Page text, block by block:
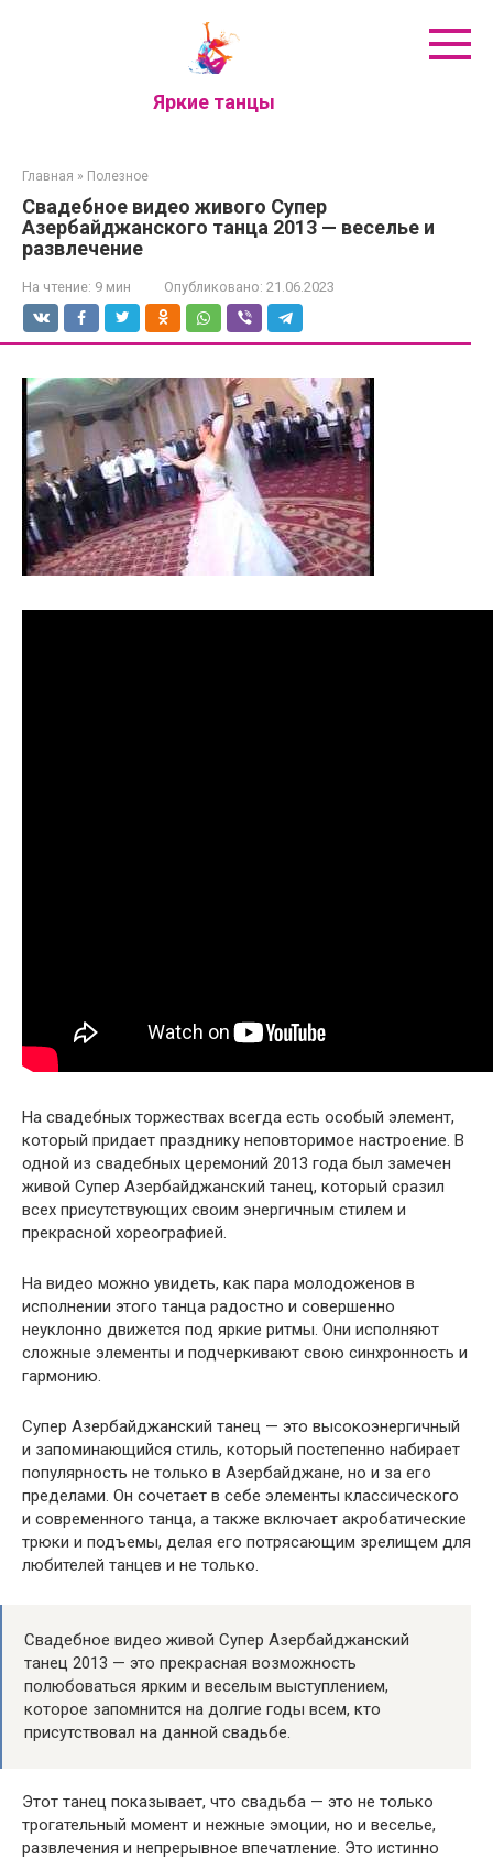
Яркие танцы
Главная » Полезное
Свадебное видео живого Супер
Азербайджанского танца 2013 — веселье и
развлечение
На чтение: 9 мин Опубликовано: 21.06.2023
На свадебных торжествах всегда есть особый элемент,
который придает празднику неповторимое настроение. В
одной из свадебных церемоний 2013 года был замечен
живой Супер Азербайджанский танец, который сразил
всех присутствующих своим энергичным стилем и
прекрасной хореографией.
На видео можно увидеть, как пара молодоженов в
исполнении этого танца радостно и совершенно
неуклонно движется под яркие ритмы. Они исполняют
сложные элементы и подчеркивают свою синхронность и
гармонию.
Супер Азербайджанский танец — это высокоэнергичный
и запоминающийся стиль, который постепенно набирает
популярность не только в Азербайджане, но и за его
пределами. Он сочетает в себе элементы классического
и современного танца, а также включает акробатические
трюки и подъемы, делая его потрясающим зрелищем для
любителей танцев и не только.
Свадебное видео живой Супер Азербайджанский
танец 2013 — это прекрасная возможность
полюбоваться ярким и веселым выступлением,
которое запомнится на долгие годы всем, кто
присутствовал на данной свадьбе.
Этот танец показывает, что свадьба — это не только
трогательный момент и нежные эмоции, но и веселье,
развлечения и непрерывное впечатление. Это истинно